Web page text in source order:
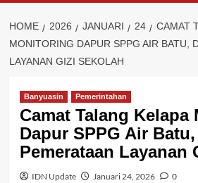
HOME 2026 JANUARI 24
CAMAT
MONITORING DAPUR SPPG AIR BATU,
LAYANAN GIZI SEKOLAH
Banyuasin Pemerintahan
Camat Talang
Dapur SPPG Air
Pemerataan Layanan
IDN Update Januari 24, 2026 0